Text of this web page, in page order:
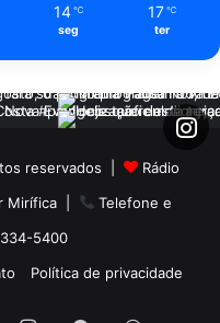
14 ℃
seg
17 ℃
ter
reservados |
Rádio
Mirífica|
Telefone e
5400
Política de privacidade